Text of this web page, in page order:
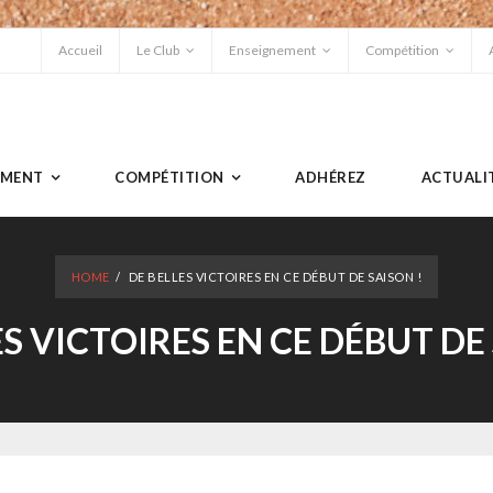
Accueil Le Club Enseignement Compétition
COMPÉTITION ADHÉREZ
HOME / DE BELLES VICTOIRES EN CE DÉBUT DE SAISON !
VICTOIRES EN CE DÉBUT